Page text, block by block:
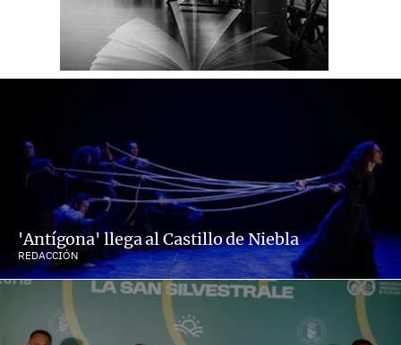
'Antígona' llega al Castillo de Niebla
REDACCIÓN